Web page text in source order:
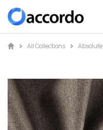
All Collections Absolute